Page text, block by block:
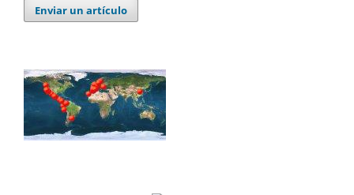
Enviar un artículo